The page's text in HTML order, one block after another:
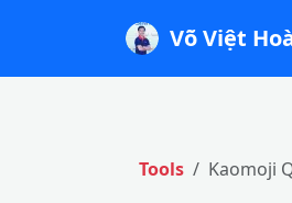
Võ Việt
Tools Kaomoji